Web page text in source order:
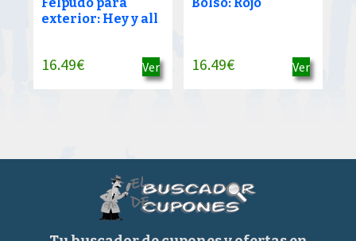
exterior: Hey y all
16.49€ Ver 16.49€ Ver